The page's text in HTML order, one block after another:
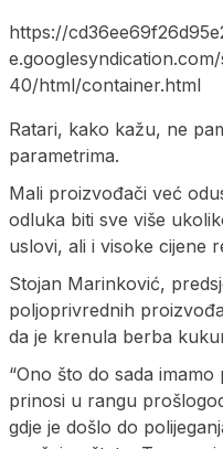
https://
40/html/container.html
Ratari, kako kažu, ne
parametrima.
Mali proizvođači već
odluka biti sve više
uslovi, ali i visoke cijene
Stojan Marinković,
poljoprivrednih
da je krenula berba
“Ono što do sada
prinosi u rangu
gdje je došlo do